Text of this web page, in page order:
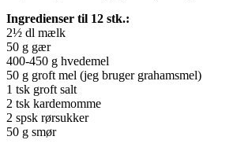
Ingredienser til 12 stk.:
2½ dl mælk
50 g gær
400-450 g hvedemel
50 g groft mel (jeg bruger grahamsmel)
1 tsk groft salt
2 tsk kardemomme
2 spsk rørsukker
50 g smør